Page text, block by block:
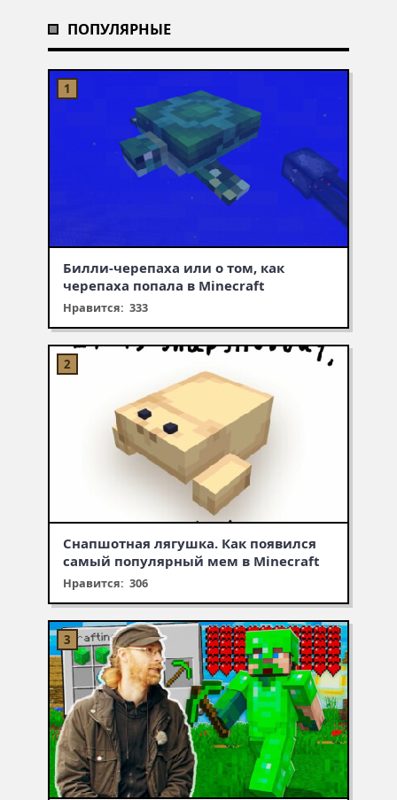
ПОПУЛЯРНЫЕ
Билли-черепаха или о том, как
черепаха попала в Minecraft
Нравится: 333
Снапшотная лягушка. Как появился
самый популярный мем в Minecraft
Нравится: 306